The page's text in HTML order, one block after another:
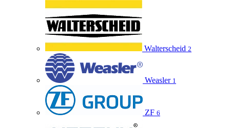
Walterscheid 2
Weasler 1
ZF 6